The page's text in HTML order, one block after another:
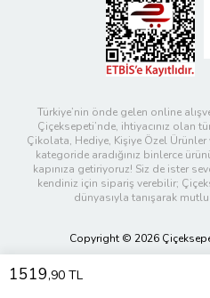
1519,90 TL
Türkiye’nin önde gelen online
Çiçeksepeti’nde, ihtiyacınız olan
Çikolata, Hediye, Kişiye Özel
kategoride aradığınız binlerce
kapınıza getiriyoruz! Siz de ister
kendiniz için sipariş verebilir;
dünyasıyla tanışarak
Copyright © 2026